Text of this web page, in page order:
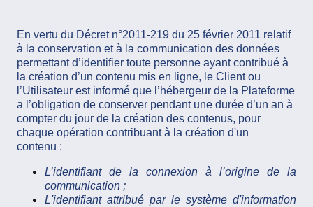
En vertu du Décret n°2011-219 du 25 février 2011 relatif
à la conservation et à la communication des données
permettant d’identifier toute personne ayant contribué à
la création d’un contenu mis en ligne, le Client ou
l’Utilisateur est informé que l’hébergeur de la Plateforme
a l’obligation de conserver pendant une durée d’un an à
compter du jour de la création des contenus, pour
chaque opération contribuant à la création d'un
contenu :
L’identifiant de la connexion à l’origine de la
communication ;
L'identifiant attribué par le système d'information